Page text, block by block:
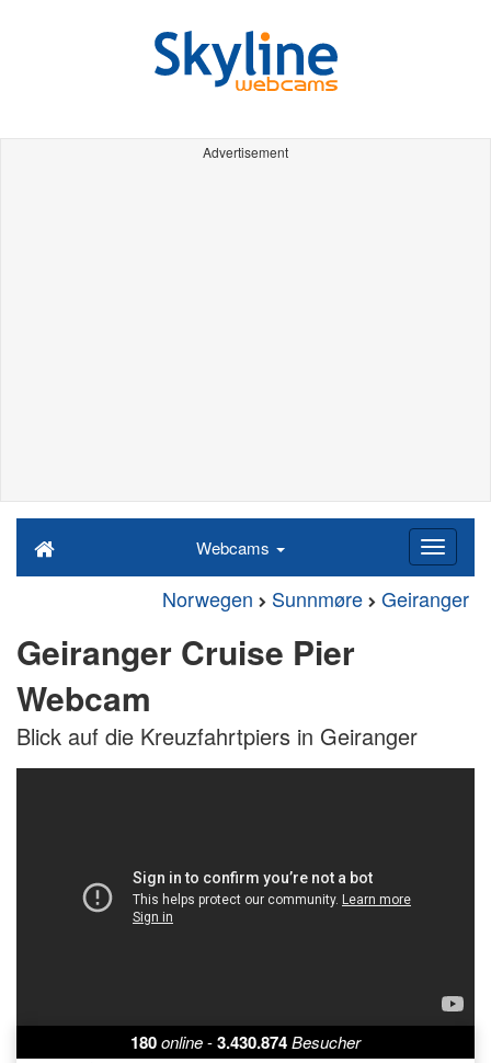
Advertisement
Webcams
Norwegen Sunnmøre Geiranger
Geiranger Cruise Pier
Webcam
Blick auf die Kreuzfahrtpiers in Geiranger
180online-3.430.874Besucher